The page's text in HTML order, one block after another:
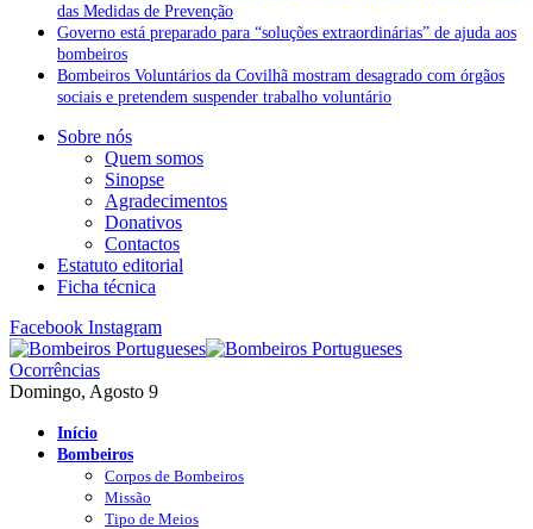
das Medidas de Prevenção
Governo está preparado para “soluções extraordinárias” de ajuda aos
bombeiros
Bombeiros Voluntários da Covilhã mostram desagrado com órgãos
sociais e pretendem suspender trabalho voluntário
Sobre nós
Quem somos
Sinopse
Agradecimentos
Donativos
Contactos
Estatuto editorial
Ficha técnica
Facebook Instagram
Ocorrências
Domingo, Agosto 9
Início
Bombeiros
Corpos de Bombeiros
Missão
Tipo de Meios